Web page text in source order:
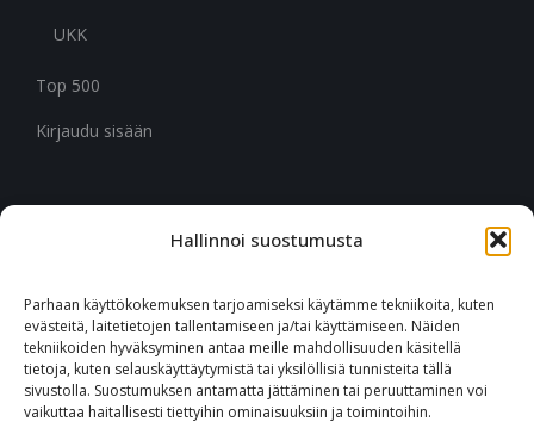
Hallinnoi suostumusta
Parhaan käyttökokemuksen tarjoamiseksi käytämme tekniikoita, kuten
evästeitä, laitetietojen tallentamiseen ja/tai käyttämiseen. Näiden
tekniikoiden hyväksyminen antaa meille mahdollisuuden käsitellä
tietoja, kuten selauskäyttäytymistä tai yksilöllisiä tunnisteita tällä
sivustolla. Suostumuksen antamatta jättäminen tai peruuttaminen voi
vaikuttaa haitallisesti tiettyihin ominaisuuksiin ja toimintoihin.
UKK
Top 500
Kirjaudu sisään
CITYMARK SUOMI
02330 Espoo
+46 651 760 400